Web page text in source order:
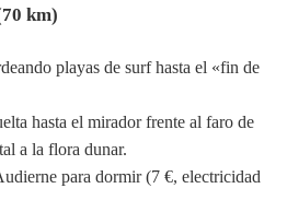
km)
playas de surf hasta el «fin de
hasta el mirador frente al faro de
a la flora dunar.
para dormir (7 €, electricidad